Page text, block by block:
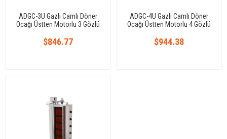
ADGC-3U Gazlı Camlı Döner
Ocağı Üstten Motorlu 3 Gözlü
$846.77
ADGC-4U Gazlı Camlı Döner
Ocağı Üstten Motorlu 4 Gözlü
$944.38